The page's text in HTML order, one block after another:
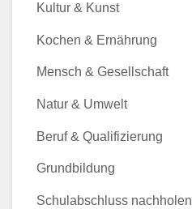
Kultur & Kunst
Kochen & Ernährung
Mensch & Gesellschaft
Natur & Umwelt
Beruf & Qualifizierung
Grundbildung
Schulabschluss nachholen